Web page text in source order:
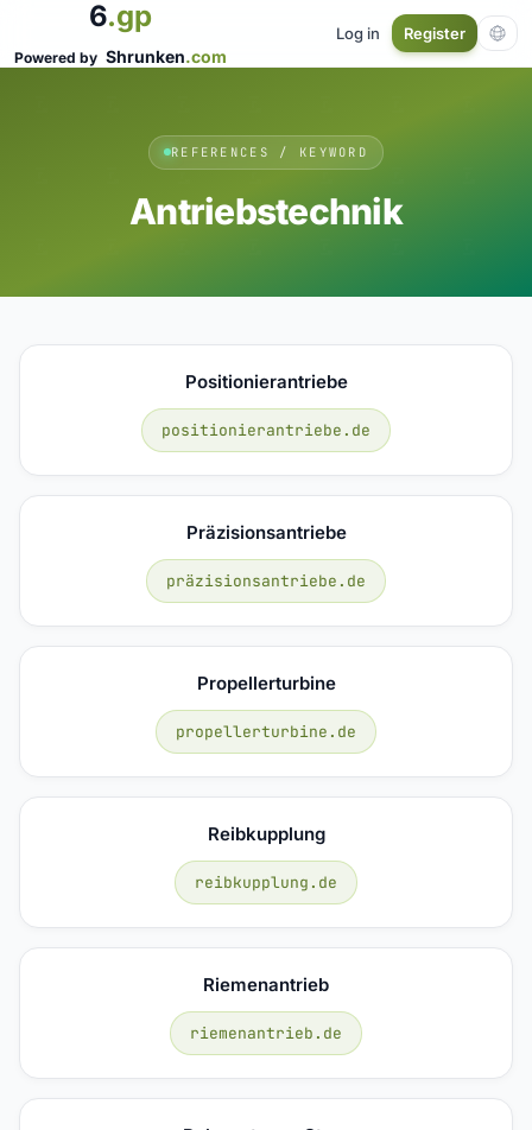
6.gp
Powered by Shrunken.com
Log in Register
REFERENCES / KEYWORD
Antriebstechnik
Positionierantriebe
positionierantriebe.de
Präzisionsantriebe
präzisionsantriebe.de
Propellerturbine
propellerturbine.de
Reibkupplung
reibkupplung.de
Riemenantrieb
riemenantrieb.de